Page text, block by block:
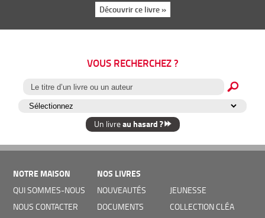
Découvrir ce livre »
VOUS RECHERCHEZ ?
Un livreau hasard ?
NOTRE MAISON
QUI SOMMES-NOUS
NOUS CONTACTER
NOS LIVRES
NOUVEAUTÉS
DOCUMENTS
JEUNESSE
COLLECTION CLÉA